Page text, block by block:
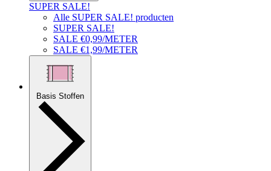
SUPER SALE!
Alle SUPER SALE! producten
SUPER SALE!
SALE €0,99/METER
SALE €1,99/METER
Basis Stoffen